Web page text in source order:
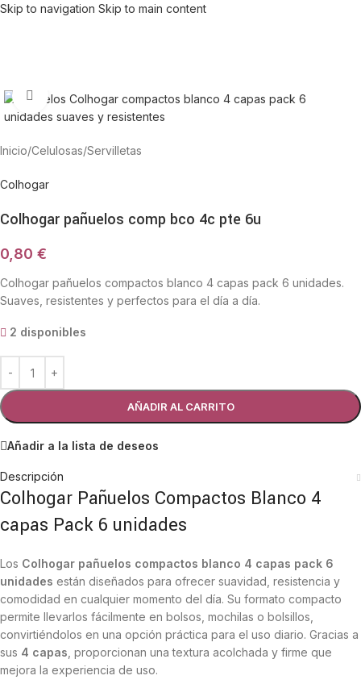
Skip to navigation Skip to main content
Haga Click para agrandar
Inicio/Celulosas/Servilletas
Colhogar
Colhogar pañuelos comp bco 4c pte 6u
0,80 €
Colhogar pañuelos compactos blanco 4 capas pack 6 unidades.
Suaves, resistentes y perfectos para el día a día.
2 disponibles
AÑADIR AL CARRITO
Añadir a la lista de deseos
Descripción
Colhogar Pañuelos Compactos Blanco 4
capas Pack 6 unidades
Los Colhogar pañuelos compactos blanco 4 capas pack 6
unidades están diseñados para ofrecer suavidad, resistencia y
comodidad en cualquier momento del día. Su formato compacto
permite llevarlos fácilmente en bolsos, mochilas o bolsillos,
convirtiéndolos en una opción práctica para el uso diario. Gracias a
sus 4 capas , proporcionan una textura acolchada y firme que
mejora la experiencia de uso.